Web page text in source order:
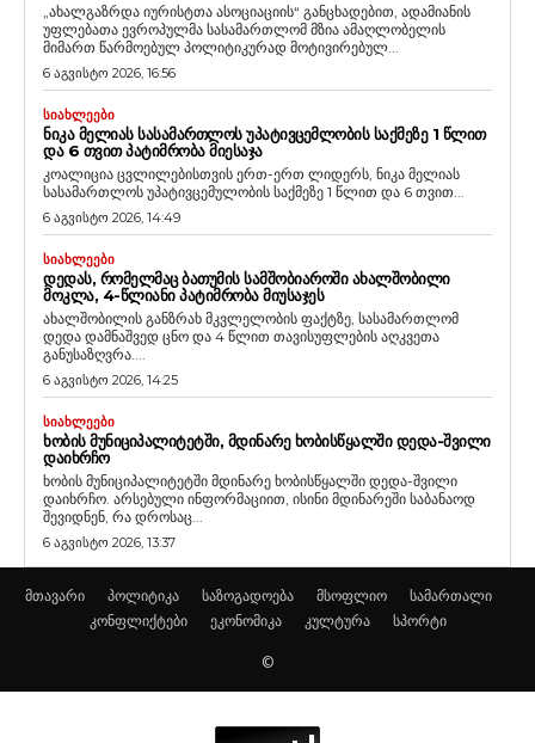
„ახალგაზრდა იურისტთა ასოციაციის“ განცხადებით, ადამიანის
უფლებათა ევროპულმა სასამართლომ მზია ამაღლობელის
მიმართ წარმოებულ პოლიტიკურად მოტივირებულ...
6 აგვისტო 2026, 16:56
ᲡᲘᲐᲮᲚᲔᲔᲑᲘ
ᲜᲘᲙᲐ ᲛᲔᲚᲘᲐᲡ ᲡᲐᲡᲐᲛᲐᲠᲗᲚᲝᲡ ᲣᲞᲐᲢᲘᲕᲪᲔᲛᲚᲝᲑᲘᲡ ᲡᲐᲥᲛᲔᲖᲔ 1 ᲬᲚᲘᲗ
ᲓᲐ 6 ᲗᲕᲘᲗ ᲞᲐᲢᲘᲛᲠᲝᲑᲐ ᲛᲘᲔᲡᲐᲯᲐ
კოალიცია ცვლილებისთვის ერთ-ერთ ლიდერს, ნიკა მელიას
სასამართლოს უპატივცემულობის საქმეზე 1 წლით და 6 თვით...
6 აგვისტო 2026, 14:49
ᲡᲘᲐᲮᲚᲔᲔᲑᲘ
ᲓᲔᲓᲐᲡ, ᲠᲝᲛᲔᲚᲛᲐᲪ ᲑᲐᲗᲣᲛᲘᲡ ᲡᲐᲛᲨᲝᲑᲘᲐᲠᲝᲨᲘ ᲐᲮᲐᲚᲨᲝᲑᲘᲚᲘ
ᲛᲝᲙᲚᲐ, 4-ᲬᲚᲘᲐᲜᲘ ᲞᲐᲢᲘᲛᲠᲝᲑᲐ ᲛᲘᲣᲡᲐᲯᲔᲡ
ახალშობილის განზრახ მკვლელობის ფაქტზე, სასამართლომ
დედა დამნაშვედ ცნო და 4 წლით თავისუფლების აღკვეთა
განუსაზღვრა....
6 აგვისტო 2026, 14:25
ᲡᲘᲐᲮᲚᲔᲔᲑᲘ
ᲮᲝᲑᲘᲡ ᲛᲣᲜᲘᲪᲘᲞᲐᲚᲘᲢᲔᲢᲨᲘ, ᲛᲓᲘᲜᲐᲠᲔ ᲮᲝᲑᲘᲡᲬᲧᲐᲚᲨᲘ ᲓᲔᲓᲐ-ᲨᲕᲘᲚᲘ
ᲓᲐᲘᲮᲠᲩᲝ
ხობის მუნიციპალიტეტში მდინარე ხობისწყალში დედა-შვილი
დაიხრჩო. არსებული ინფორმაციით, ისინი მდინარეში საბანაოდ
შევიდნენ, რა დროსაც...
6 აგვისტო 2026, 13:37
მთავარი პოლიტიკა საზოგადოება მსოფლიო
სამართალი
კონფლიქტები
ეკონომიკა კულტურა სპორტი
©